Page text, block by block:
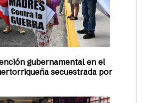
gubernamental en el
secuestrada por